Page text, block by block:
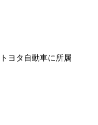
ヨタ自動車に所属